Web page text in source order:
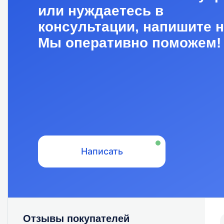
или нуждаетесь в
консультации, напишите
Мы оперативно поможем!
Написать
Отзывы покупателей